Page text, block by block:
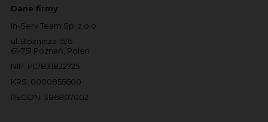
Dane firmy
In-Serv Team Sp. z o.o.
ul. Bóżnicza 15/6
61-751 Poznań, Polen
NIP: PL7831822725
KRS: 0000855600
REGON: 386807002